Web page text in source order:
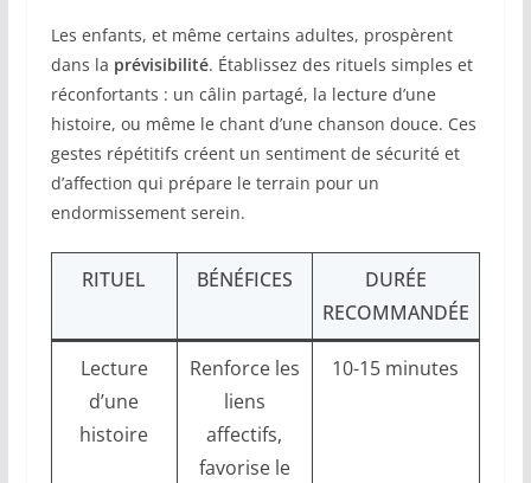
Les enfants, et même certains adultes, prospèrent
dans la prévisibilité. Établissez des rituels simples et
réconfortants : un câlin partagé, la lecture d’une
histoire, ou même le chant d’une chanson douce. Ces
gestes répétitifs créent un sentiment de sécurité et
d’affection qui prépare le terrain pour un
endormissement serein.
RITUEL BÉNÉFICES
DURÉE
RECOMMANDÉE
Lecture
d’une
histoire
Renforce les
liens
affectifs,
favorise le
10-15 minutes